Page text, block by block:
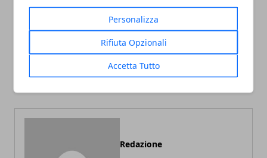
Personalizza
Rifiuta Opzionali
Accetta Tutto
Design e praticità: perché
scegliere il lavabo sospeso
Come funziona l’home
staging per la vendita di
una casa
Redazione